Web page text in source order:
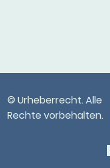
© Urheberrecht. Alle
Rechte vorbehalten.